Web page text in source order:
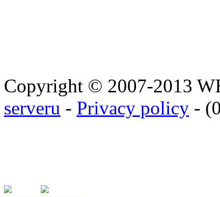
Copyright © 2007-2013
serveru - Privacy policy -